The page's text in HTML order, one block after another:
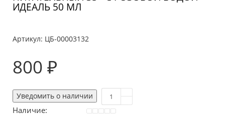
ИДЕАЛЬ 50 МЛ
Артикул: ЦБ-00003132
800 ₽
Уведомить о наличии
Наличие: